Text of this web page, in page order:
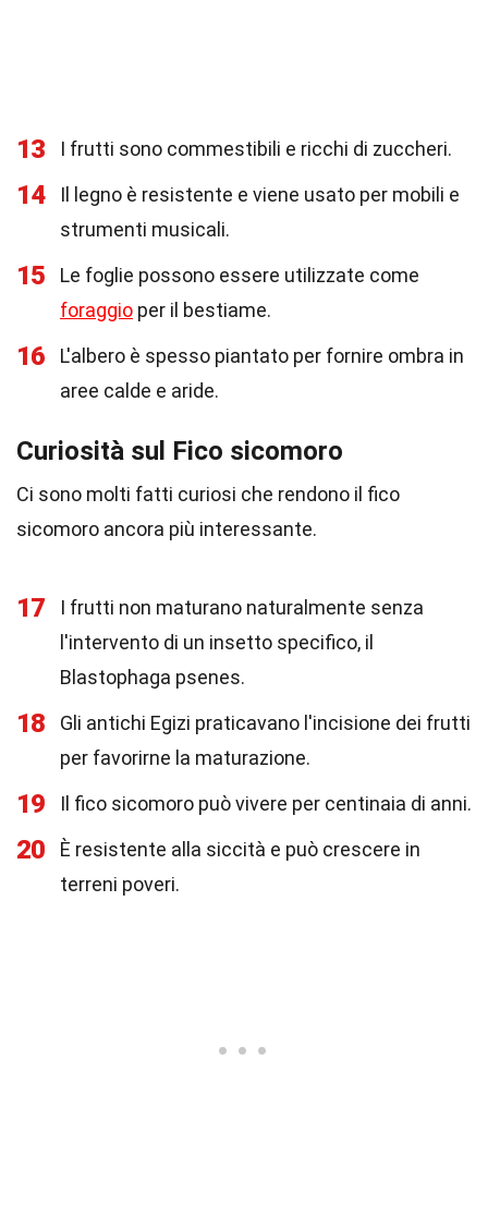
13 I frutti sono commestibili e ricchi di zuccheri.
14
Il legno è resistente e viene usato per mobili e
strumenti musicali.
15
Le foglie possono essere utilizzate come
foraggio per il bestiame.
16
L'albero è spesso piantato per fornire ombra in
aree calde e aride.
Curiosità sul Fico sicomoro
Ci sono molti fatti curiosi che rendono il fico
sicomoro ancora più interessante.
17
I frutti non maturano naturalmente senza
l'intervento di un insetto specifico, il
Blastophaga psenes.
18
Gli antichi Egizi praticavano l'incisione dei frutti
per favorirne la maturazione.
19 Il fico sicomoro può vivere per centinaia di anni.
20
È resistente alla siccità e può crescere in
terreni poveri.